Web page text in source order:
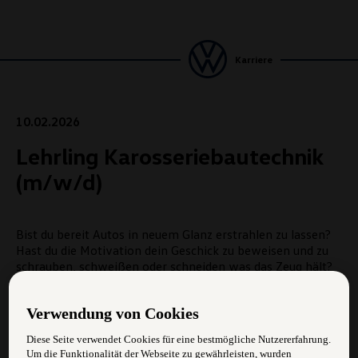
Karriere
10.02.2026
Lehrling Karosseriebautechnik
(m/w/d)
Bist du bereit Autos in neuem Glanz erstrahlen zu lassen?
Hast du die Motivation dein Geschick zu beweisen und zu
schrauben, schweißen oder schneiden was das Zeug hält?
Verwendung von Cookies
Diese Seite verwendet Cookies für eine bestmögliche Nutzererfahrung.
Um die Funktionalität der Webseite zu gewährleisten, wurden